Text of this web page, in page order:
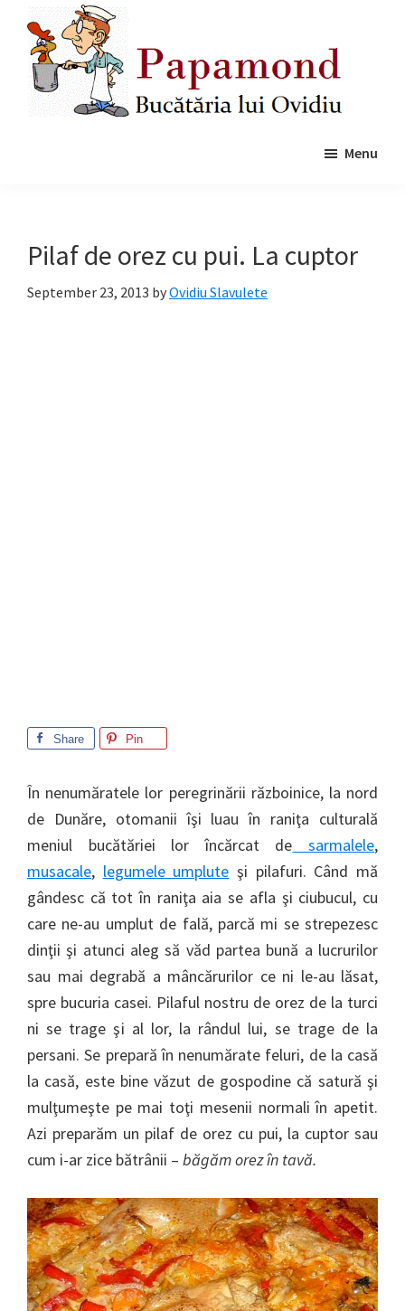
main
content
primary
sidebar
Menu
Pilaf de orez cu pui. La cuptor
September 23, 2013 byOvidiu Slavulete
Share Pin
În nenumăratele lor peregrinării războinice, la nord
de Dunăre, otomanii îşi luau în raniţa culturală
meniul bucătăriei lor încărcat de sarmalele,
musacale, legumele umplute şi pilafuri. Când mă
gândesc că tot în raniţa aia se afla şi ciubucul, cu
care ne-au umplut de fală, parcă mi se strepezesc
dinţii şi atunci aleg să văd partea bună a lucrurilor
sau mai degrabă a mâncărurilor ce ni le-au lăsat,
spre bucuria casei. Pilaful nostru de orez de la turci
ni se trage şi al lor, la rândul lui, se trage de la
persani. Se prepară în nenumărate feluri, de la casă
la casă, este bine văzut de gospodine că satură şi
mulţumeşte pe mai toţi mesenii normali în apetit.
Azi preparăm un pilaf de orez cu pui, la cuptor sau
cum i-ar zice bătrânii – băgăm orez în tavă.